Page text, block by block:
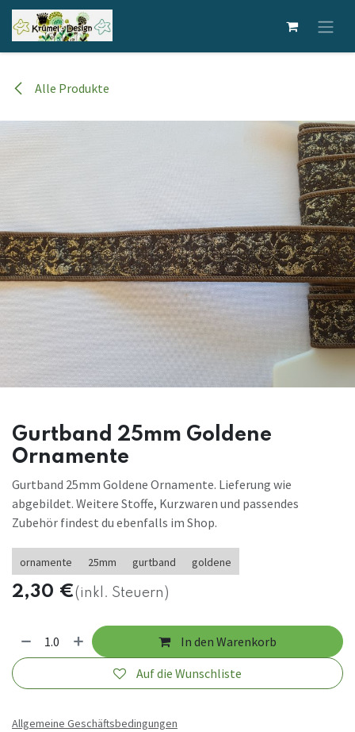
Zum Inhalt springen
Alle Produkte
Gurtband 25mm Goldene
Ornamente
Gurtband 25mm Goldene Ornamente. Lieferung wie
abgebildet. Weitere Stoffe, Kurzwaren und passendes
Zubehör findest du ebenfalls im Shop.
ornamente 25mm gurtband goldene
2,30 €(inkl. Steuern)
In den Warenkorb
Auf die Wunschliste
Allgemeine Geschäftsbedingungen